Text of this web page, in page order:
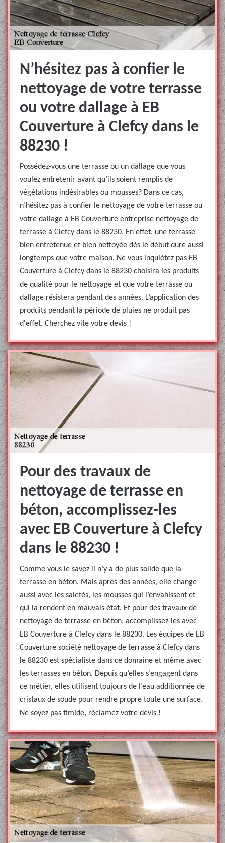
N’hésitez pas à confier le
nettoyage de votre terrasse
ou votre dallage à EB
Couverture à Clefcy dans le
88230 !
Possédez-vous une terrasse ou un dallage que vous
voulez entretenir avant qu’ils soient remplis de
végétations indésirables ou mousses? Dans ce cas,
n’hésitez pas à confier le nettoyage de votre terrasse ou
votre dallage à EB Couverture entreprise nettoyage de
terrasse à Clefcy dans le 88230. En effet, une terrasse
bien entretenue et bien nettoyée dès le début dure aussi
longtemps que votre maison. Ne vous inquiétez pas EB
Couverture à Clefcy dans le 88230 choisira les produits
de qualité pour le nettoyage et que votre terrasse ou
dallage résistera pendant des années. L’application des
produits pendant la période de pluies ne produit pas
d'effet. Cherchez vite votre devis !
Pour des travaux de
nettoyage de terrasse en
béton, accomplissez-les
avec EB Couverture à Clefcy
dans le 88230 !
Comme vous le savez il n’y a de plus solide que la
terrasse en béton. Mais après des années, elle change
aussi avec les saletés, les mousses qui l’envahissent et
qui la rendent en mauvais état. Et pour des travaux de
nettoyage de terrasse en béton, accomplissez-les avec
EB Couverture à Clefcy dans le 88230. Les équipes de EB
Couverture société nettoyage de terrasse à Clefcy dans
le 88230 est spécialiste dans ce domaine et même avec
les terrasses en béton. Depuis qu’elles s’engagent dans
ce métier, elles utilisent toujours de l’eau additionnée de
cristaux de soude pour rendre propre toute une surface.
Ne soyez pas timide, réclamez votre devis !